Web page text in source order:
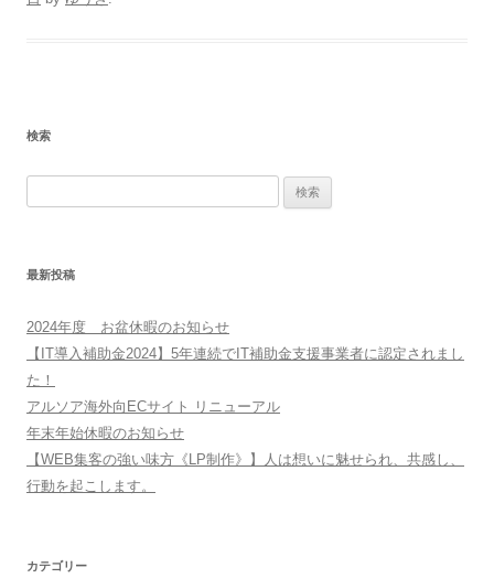
検索
最新投稿
2024年度 お盆休暇のお知らせ
【IT導入補助金2024】5年連続でIT補助金支援事業者に認定されまし
た！
アルソア海外向ECサイト リニューアル
年末年始休暇のお知らせ
【WEB集客の強い味方《LP制作》】人は想いに魅せられ、共感し、
行動を起こします。
カテゴリー